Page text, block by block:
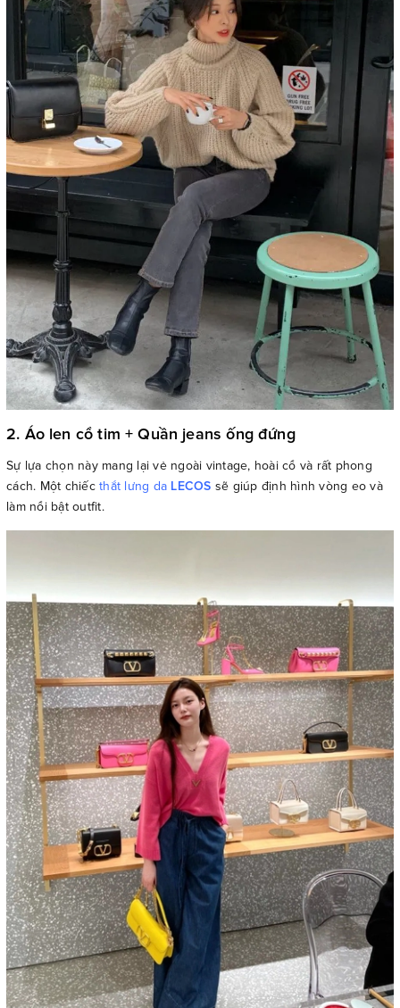
2. Áo len cổ tim + Quần jeans ống đứng
Sự lựa chọn này mang lại vẻ ngoài vintage, hoài cổ và rất phong
cách. Một chiếc thắt lưng da LECOS sẽ giúp định hình vòng eo và
làm nổi bật outfit.